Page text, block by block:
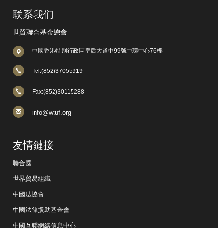
联系我们
世貿聯合基金總會
中國香港特別行政區皇后大道中99號中環中心76樓
Tel:(852)37055919
Fax:(852)30115288
info@wtuf.org
友情鏈接
聯合國
世界貿易組織
中國法協會
中國法律援助基金會
中國互聯網絡信息中心